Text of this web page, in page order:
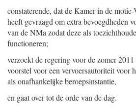
constaterende, dat de Kamer in de
heeft gevraagd om extra bevoegdheden
van de NMa zodat deze als
functioneren;
verzoekt de regering voor de zomer
voorstel voor een vervoersautoriteit voor
als onafhankelijke beroepsinstantie,
en gaat over tot de orde van de dag.